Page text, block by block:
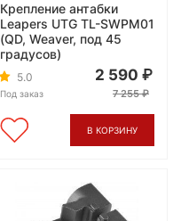
Крепление антабки
Leapers UTG TL-SWPM01
(QD, Weaver, под 45
градусов)
5.0
Под заказ
2 590
7 255
В КОРЗИНУ